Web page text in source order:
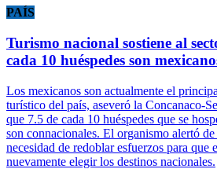
PAÍS
Turismo nacional sostiene al
cada 10 huéspedes son
Los mexicanos son actualmente el
turístico del país, aseveró la Concanaco-
que 7.5 de cada 10 huéspedes que se
son connacionales. El organismo alertó
necesidad de redoblar esfuerzos para que
nuevamente elegir los destinos nacionales.